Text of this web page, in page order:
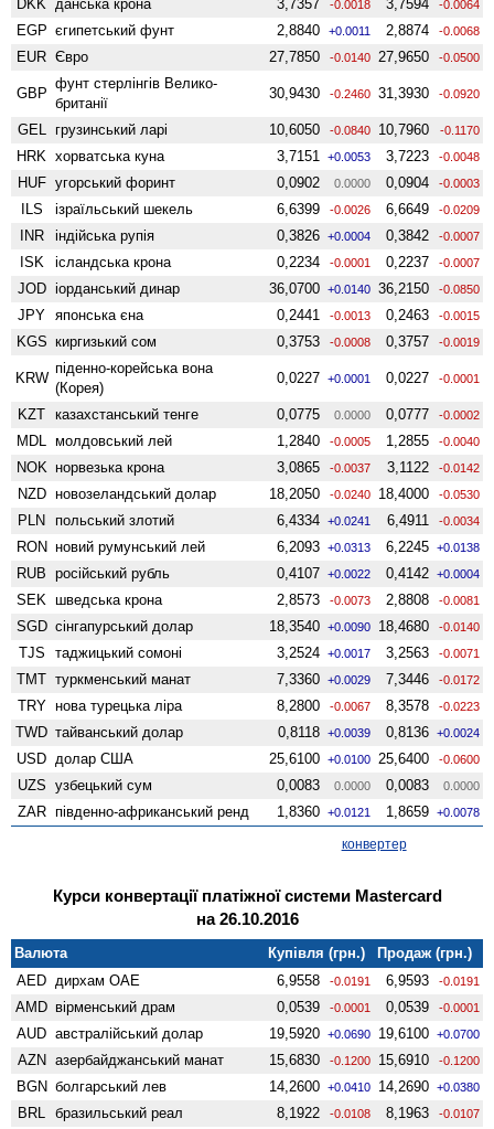
DKK данська крона 3,7357 -0.0018 3,7594 -0.0064
EGP єгипетський фунт 2,8840 +0.0011 2,8874 -0.0068
EUR Євро 27,7850 -0.0140 27,9650 -0.0500
GBP
фунт стерлінгів Велико­
британії
30,9430 -0.2460 31,3930 -0.0920
GEL грузинський ларі 10,6050 -0.0840 10,7960 -0.1170
HRK хорватська куна 3,7151 +0.0053 3,7223 -0.0048
HUF угорський форинт 0,0902 0.0000 0,0904 -0.0003
ILS ізраїльський шекель 6,6399 -0.0026 6,6649 -0.0209
INR індійська рупія 0,3826 +0.0004 0,3842 -0.0007
ISK ісландська крона 0,2234 -0.0001 0,2237 -0.0007
JOD іорданський динар 36,0700 +0.0140 36,2150 -0.0850
JPY японська єна 0,2441 -0.0013 0,2463 -0.0015
KGS киргизький сом 0,3753 -0.0008 0,3757 -0.0019
KRW
піденно-корейська вона
(Корея)
0,0227 +0.0001 0,0227 -0.0001
KZT казахстанський тенге 0,0775 0.0000 0,0777 -0.0002
MDL молдовський лей 1,2840 -0.0005 1,2855 -0.0040
NOK норвезька крона 3,0865 -0.0037 3,1122 -0.0142
NZD ново­зеландський долар 18,2050 -0.0240 18,4000 -0.0530
PLN польський злотий 6,4334 +0.0241 6,4911 -0.0034
RON новий румунський лей 6,2093 +0.0313 6,2245 +0.0138
RUB російський рубль 0,4107 +0.0022 0,4142 +0.0004
SEK шведська крона 2,8573 -0.0073 2,8808 -0.0081
SGD сінгапурський долар 18,3540 +0.0090 18,4680 -0.0140
TJS таджицький сомоні 3,2524 +0.0017 3,2563 -0.0071
TMT туркменський манат 7,3360 +0.0029 7,3446 -0.0172
TRY нова турецька ліра 8,2800 -0.0067 8,3578 -0.0223
TWD тайванський долар 0,8118 +0.0039 0,8136 +0.0024
USD долар США 25,6100 +0.0100 25,6400 -0.0600
UZS узбецький сум 0,0083 0.0000 0,0083 0.0000
ZAR південно-африканський ренд 1,8360 +0.0121 1,8659 +0.0078
конвертер
Курси конвертації платіжної системи Mastercard
на 26.10.2016
Валюта Купівля (грн.)
Продаж (грн.)
AED дирхам ОАЕ 6,9558 -0.0191 6,9593 -0.0191
AMD вiрменський драм 0,0539 -0.0001 0,0539 -0.0001
AUD австралійський долар 19,5920 +0.0690 19,6100 +0.0700
AZN азербайджанський манат 15,6830 -0.1200 15,6910 -0.1200
BGN болгарський лев 14,2600 +0.0410 14,2690 +0.0380
BRL бразильський реал 8,1922 -0.0108 8,1963 -0.0107